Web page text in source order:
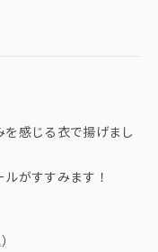
感じる衣で揚げまし
がすすみます！